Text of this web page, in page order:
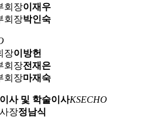
회장이재우
회장박인숙
장이방헌
회장전재은
회장마재숙
사 및 학술이사KSECHO
장정남식